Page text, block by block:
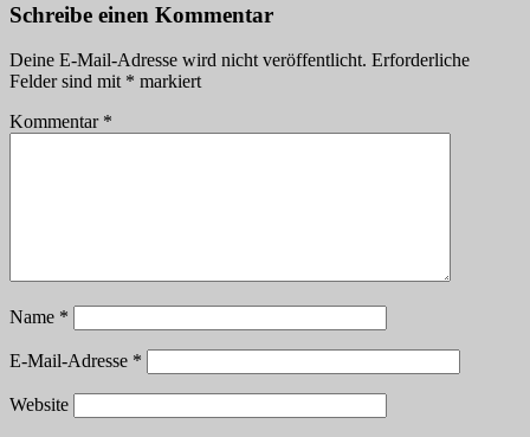
Schreibe einen Kommentar
Deine E-Mail-Adresse wird nicht veröffentlicht. Erforderliche
Felder sind mit * markiert
Kommentar *
Name *
E-Mail-Adresse *
Website